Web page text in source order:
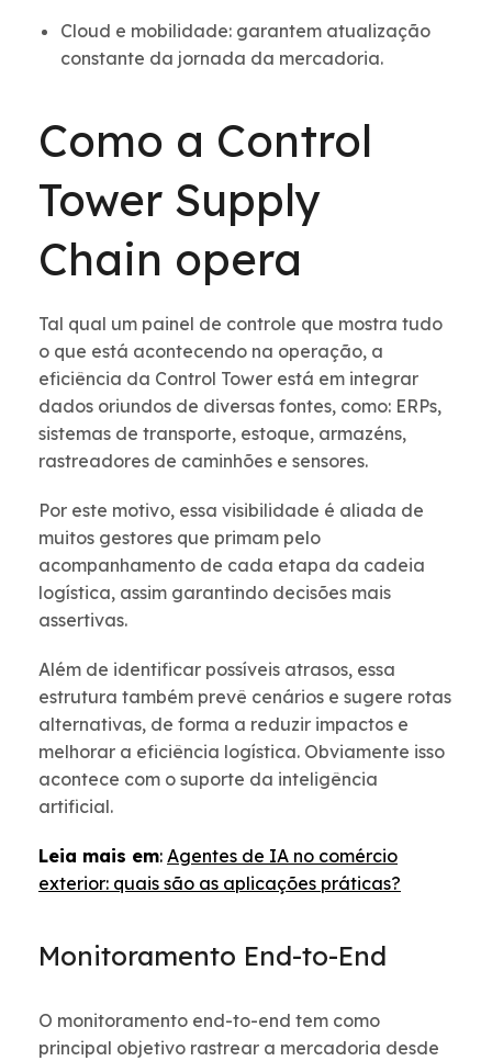
Cloud e mobilidade: garantem atualização
constante da jornada da mercadoria.
Como a Control
Tower Supply
Chain opera
Tal qual um painel de controle que mostra tudo
o que está acontecendo na operação, a
eficiência da Control Tower está em integrar
dados oriundos de diversas fontes, como: ERPs,
sistemas de transporte, estoque, armazéns,
rastreadores de caminhões e sensores.
Por este motivo, essa visibilidade é aliada de
muitos gestores que primam pelo
acompanhamento de cada etapa da cadeia
logística, assim garantindo decisões mais
assertivas.
Além de identificar possíveis atrasos, essa
estrutura também prevê cenários e sugere rotas
alternativas, de forma a reduzir impactos e
melhorar a eficiência logística. Obviamente isso
acontece com o suporte da inteligência
artificial.
Leia mais em: Agentes de IA no comércio
exterior: quais são as aplicações práticas?
Monitoramento End-to-End
O monitoramento end-to-end tem como
principal objetivo rastrear a mercadoria desde